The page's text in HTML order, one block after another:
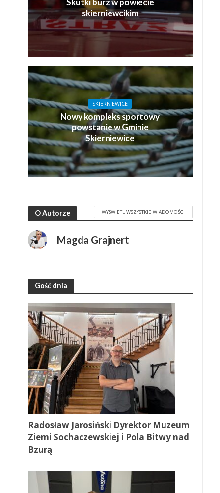
Skutki burz w powiecie
skierniewcikim
SKIERNIEWICE
Nowy kompleks sportowy
powstanie w Gminie
Skierniewice
O Autorze WYŚWIETL WSZYSTKIE WIADOMOŚCI
Magda Grajnert
Gość dnia
Radosław Jarosiński Dyrektor Muzeum
Ziemi Sochaczewskiej i Pola Bitwy nad
Bzurą